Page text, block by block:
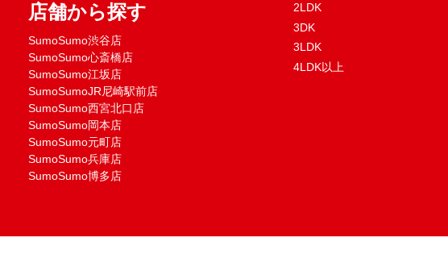
店舗から探す
SumoSumo渋谷店
SumoSumo心斎橋店
SumoSumo江坂店
SumoSumoJR尼崎駅前店
SumoSumo西宮北口店
SumoSumo岡本店
SumoSumo元町店
SumoSumo兵庫店
SumoSumo博多店
2LDK
3DK
3LDK
4LDK以上